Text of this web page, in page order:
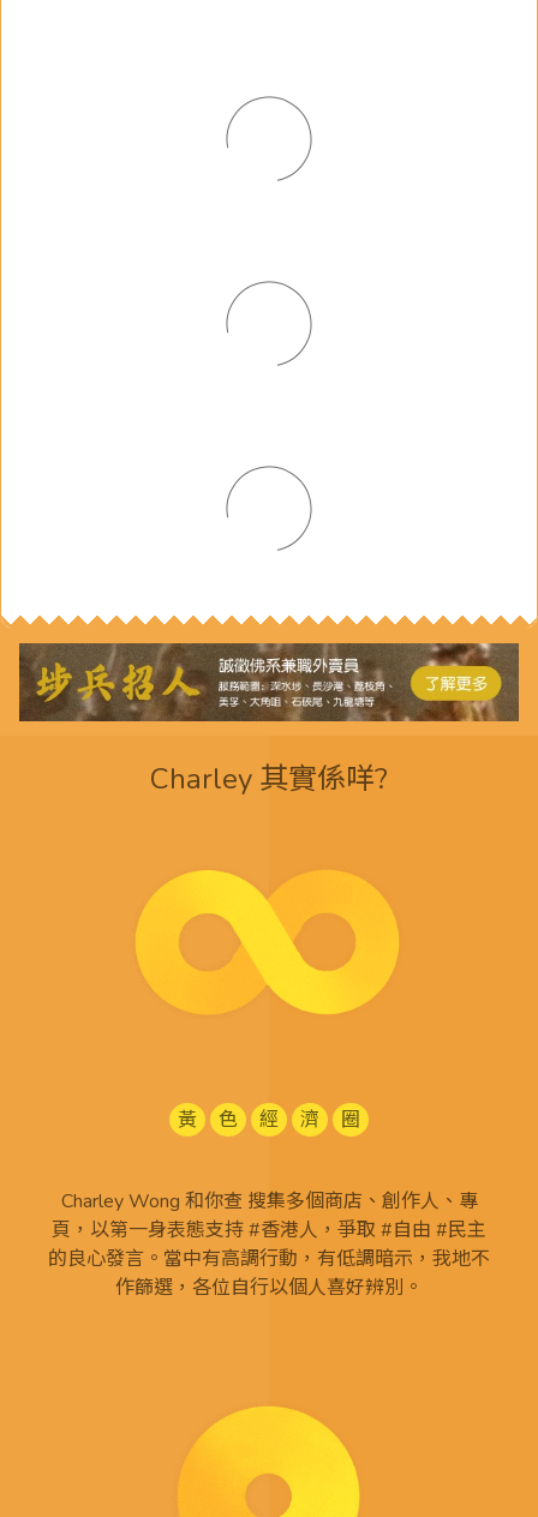
Charley 其實係咩?
黃 色 經 濟 圈
Charley Wong 和你查 搜集多個商店、創作人、專
頁，以第一身表態支持 #香港人，爭取 #自由 #民主
的良心發言。當中有高調行動，有低調暗示，我地不
作篩選，各位自行以個人喜好辨別。